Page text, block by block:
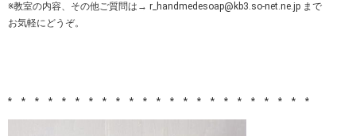
※教室の内容、その他ご質問は→ r_handmedesoap@kb3.so-net.ne.jp まで
お気軽にどうぞ。
* * * * * * * * * * * * * * * * * * * * * * *